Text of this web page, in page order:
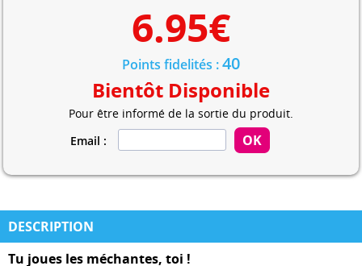
6.95€
Points fidelités :40
Bientôt Disponible
Pour être informé de la sortie du produit.
Email :
DESCRIPTION
Tu joues les méchantes, toi !